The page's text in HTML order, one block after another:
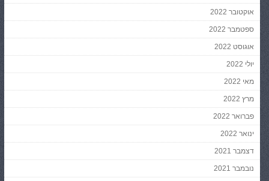
אוקטובר 2022
ספטמבר 2022
אוגוסט 2022
יולי 2022
מאי 2022
מרץ 2022
פברואר 2022
ינואר 2022
דצמבר 2021
נובמבר 2021